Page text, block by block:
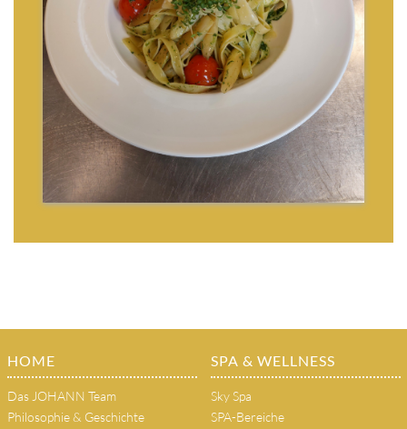
HOME
Das JOHANN Team
Philosophie & Geschichte
SPA & WELLNESS
Sky Spa
SPA-Bereiche